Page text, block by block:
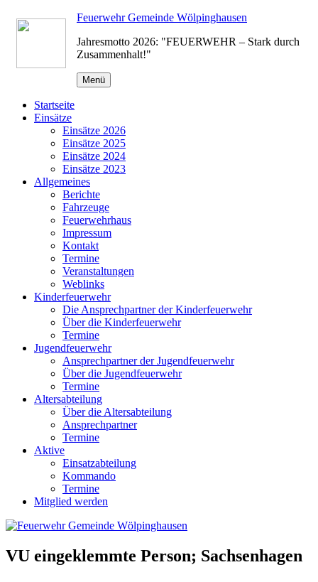
Zum
Inhalt
Feuerwehr Gemeinde Wölpinghausen
Jahresmotto 2026: "FEUERWEHR – Stark durch
Zusammenhalt!"
Menü
Startseite
Einsätze
Einsätze 2026
Einsätze 2025
Einsätze 2024
Einsätze 2023
Allgemeines
Berichte
Fahrzeuge
Feuerwehrhaus
Impressum
Kontakt
Termine
Veranstaltungen
Weblinks
Kinderfeuerwehr
Die Ansprechpartner der Kinderfeuerwehr
Über die Kinderfeuerwehr
Termine
Jugendfeuerwehr
Ansprechpartner der Jugendfeuerwehr
Über die Jugendfeuerwehr
Termine
Altersabteilung
Über die Altersabteilung
Ansprechpartner
Termine
Aktive
Einsatzabteilung
Kommando
Termine
Mitglied werden
VU eingeklemmte Person; Sachsenhagen